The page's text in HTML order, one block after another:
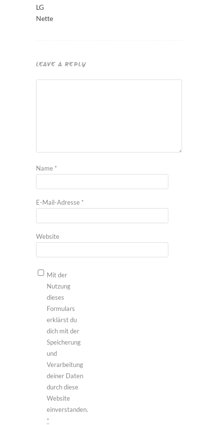
LG
Nette
LEAVE A REPLY
Name *
E-Mail-Adresse *
Website
Mit der
Nutzung
dieses
Formulars
erklärst du
dich mit der
Speicherung
und
Verarbeitung
deiner Daten
durch diese
Website
einverstanden.
*